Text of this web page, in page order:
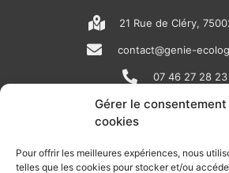
Gérer le consentement
cookies
Pour offrir les meilleures expériences, nous
telles que les cookies pour stocker et/ou
21 Rue de Cléry,
contact@genie-
07 46 27 28 23
N
e
i